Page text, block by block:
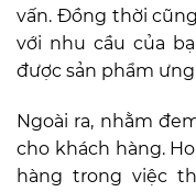
vấn. Đồng thời
với nhu cầu của
được sản phẩm
Ngoài ra, nhằm
cho khách hàng.
hàng trong việc